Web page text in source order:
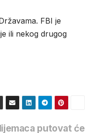
FBI je
ili nekog drugog
putovat će